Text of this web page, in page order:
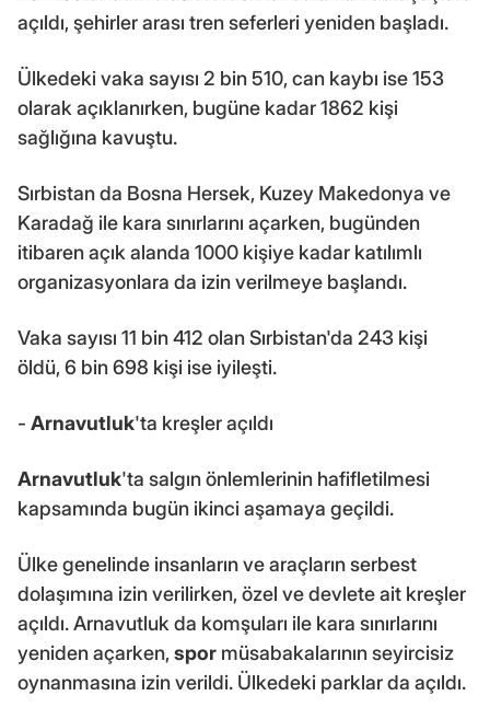
açıldı, şehirler arası tren seferleri yeniden başladı.
Ülkedeki vaka sayısı 2 bin 510, can kaybı ise 153
olarak açıklanırken, bugüne kadar 1862 kişi
sağlığına kavuştu.
Sırbistan da Bosna Hersek, Kuzey Makedonya ve
Karadağ ile kara sınırlarını açarken, bugünden
itibaren açık alanda 1000 kişiye kadar katılımlı
organizasyonlara da izin verilmeye başlandı.
Vaka sayısı 11 bin 412 olan Sırbistan'da 243 kişi
öldü, 6 bin 698 kişi ise iyileşti.
- Arnavutluk'ta kreşler açıldı
Arnavutluk'ta salgın önlemlerinin hafifletilmesi
kapsamında bugün ikinci aşamaya geçildi.
Ülke genelinde insanların ve araçların serbest
dolaşımına izin verilirken, özel ve devlete ait kreşler
açıldı. Arnavutluk da komşuları ile kara sınırlarını
yeniden açarken,spor müsabakalarının seyircisiz
oynanmasına izin verildi. Ülkedeki parklar da açıldı.